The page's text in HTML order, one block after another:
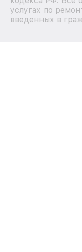
услугах по
введенных в